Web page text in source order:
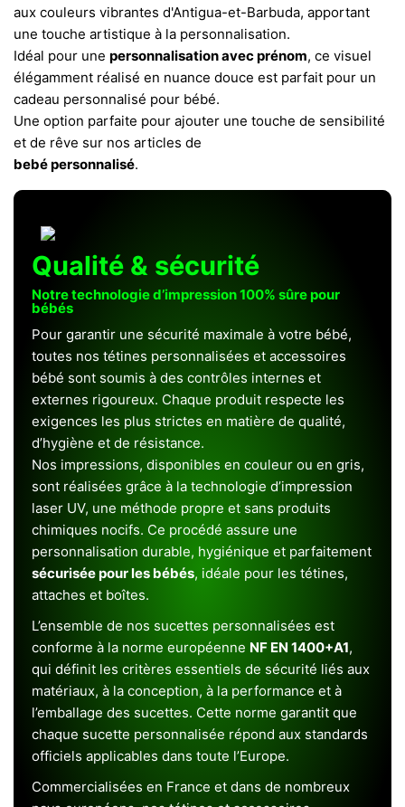
aux couleurs vibrantes d'Antigua-et-Barbuda, apportant
une touche artistique à la personnalisation.
Idéal pour une personnalisation avec prénom, ce visuel
élégamment réalisé en nuance douce est parfait pour un
cadeau personnalisé pour bébé.
Une option parfaite pour ajouter une touche de sensibilité
et de rêve sur nos articles de
bebé personnalisé.
Qualité & sécurité
Notre technologie d’impression 100% sûre pour
bébés
Pour garantir une sécurité maximale à votre bébé,
toutes nos tétines personnalisées et accessoires
bébé sont soumis à des contrôles internes et
externes rigoureux. Chaque produit respecte les
exigences les plus strictes en matière de qualité,
d’hygiène et de résistance.
Nos impressions, disponibles en couleur ou en gris,
sont réalisées grâce à la technologie d’impression
laser UV, une méthode propre et sans produits
chimiques nocifs. Ce procédé assure une
personnalisation durable, hygiénique et parfaitement
sécurisée pour les bébés, idéale pour les tétines,
attaches et boîtes.
L’ensemble de nos sucettes personnalisées est
conforme à la norme européenne NF EN 1400+A1,
qui définit les critères essentiels de sécurité liés aux
matériaux, à la conception, à la performance et à
l’emballage des sucettes. Cette norme garantit que
chaque sucette personnalisée répond aux standards
officiels applicables dans toute l’Europe.
Commercialisées en France et dans de nombreux